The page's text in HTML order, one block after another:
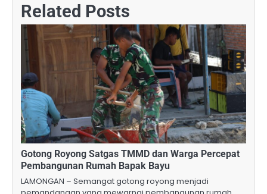
Related Posts
Gotong Royong Satgas TMMD dan Warga Percepat
Pembangunan Rumah Bapak Bayu
LAMONGAN – Semangat gotong royong menjadi